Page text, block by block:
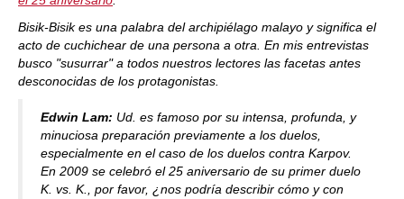
Bisik-Bisik es una palabra del archipiélago malayo y significa el
acto de cuchichear de una persona a otra. En mis entrevistas
busco "susurrar" a todos nuestros lectores las facetas antes
desconocidas de los protagonistas.
Edwin Lam: Ud. es famoso por su intensa, profunda, y
minuciosa preparación previamente a los duelos,
especialmente en el caso de los duelos contra Karpov.
En 2009 se celebró el 25 aniversario de su primer duelo
K. vs. K., por favor, ¿nos podría describir cómo y con